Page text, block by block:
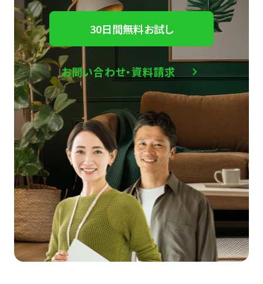
30日間無料お試し
お問い合わせ・資料請求